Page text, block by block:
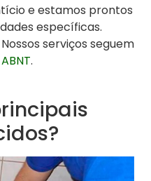
e estamos prontos
específicas.
Nossos serviços seguem
ABNT.